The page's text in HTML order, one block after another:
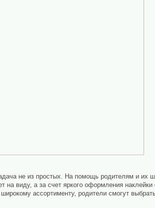
не из простых. На помощь родителям и их
на виду, а за счет яркого оформления
ассортименту, родители смогут